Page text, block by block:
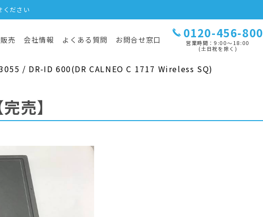
ください
売 会社情報 よくある質問 お問合せ窓口 0120-456-800
営業時間：9:00〜18:00
(土日祝を除く)
/ DR-ID 600(DR CALNEO C 1717 Wireless SQ)
完売】